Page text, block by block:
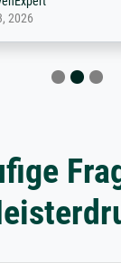
2026